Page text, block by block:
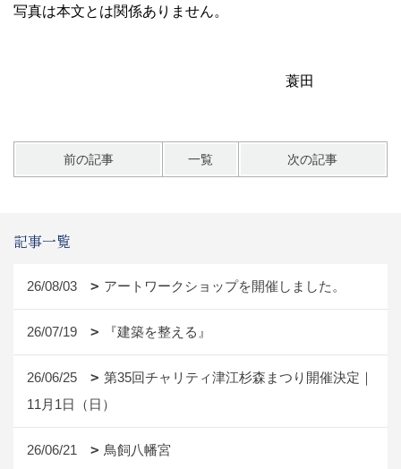
写真は本文とは関係ありません。
蓑田
前の記事 一覧 次の記事
記事一覧
26/08/03 アートワークショップを開催しました。
26/07/19 『建築を整える』
26/06/25
第35回チャリティ津江杉森まつり開催決定｜
11月1日（日）
26/06/21 鳥飼八幡宮